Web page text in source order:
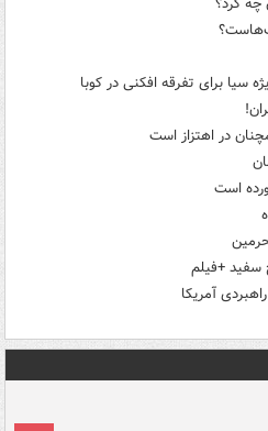
سیا برای تفرقه افکنی در کوبا
در اهتزاز است
است
سفید +فیلم
آمریکا